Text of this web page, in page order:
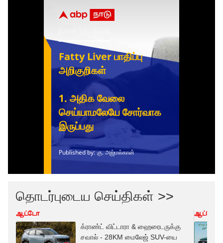
தொடர்புடைய செய்திகள் >>
ஆட்டோ
க்ராண்ட் விட்டாரா & ஹைரைடருக்கு
சவால் - 28KM மைலேஜ் SUV-யை
ஆட்டோ